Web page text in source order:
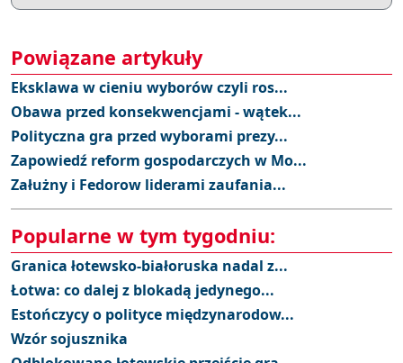
Powiązane artykuły
Eksklawa w cieniu wyborów czyli ros...
Obawa przed konsekwencjami - wątek...
Polityczna gra przed wyborami prezy...
Zapowiedź reform gospodarczych w Mo...
Załużny i Fedorow liderami zaufania...
Popularne w tym tygodniu:
Granica łotewsko-białoruska nadal z...
Łotwa: co dalej z blokadą jedynego...
Estończycy o polityce międzynarodow...
Wzór sojusznika